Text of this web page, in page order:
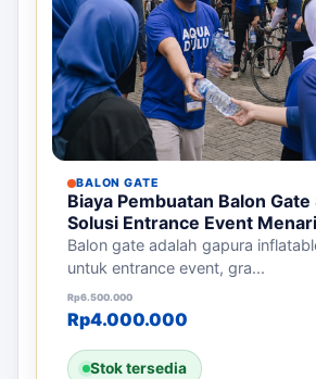
BALON GATE
Biaya Pembuatan Balon Gate
Solusi Entrance Event
Balon gate adalah gapura
untuk entrance event, gra...
Rp6.500.000
Harga aslinya adalah:
Rp4.000.000
Harga saat ini adalah:
Stok tersedia